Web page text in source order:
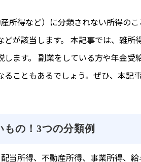
得など）に分類されない所得のこ
が該当します。 本記事では、雑所
ます。 副業をしている方や年金受
こともあるでしょう。ぜひ、本記
の！3つの分類例
所得、不動産所得、事業所得、給